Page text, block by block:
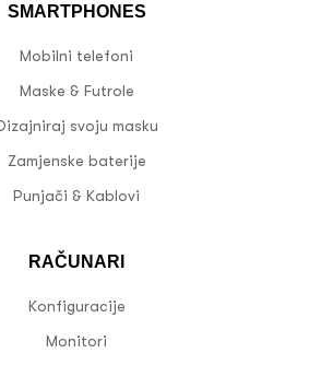
SMARTPHONES
Mobilni telefoni
Maske & Futrole
svoju masku
Zamjenske baterije
Punjači & Kablovi
RAČUNARI
Konfiguracije
Monitori